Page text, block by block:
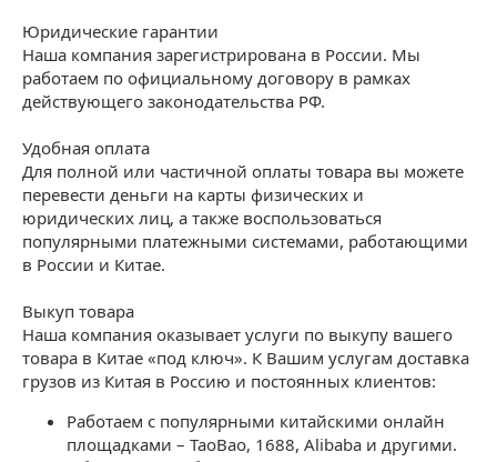
Юридические гарантии
Наша компания зарегистрирована в России. Мы
работаем по официальному договору в рамках
действующего законодательства РФ.
Удобная оплата
Для полной или частичной оплаты товара вы можете
перевести деньги на карты физических и
юридических лиц, а также воспользоваться
популярными платежными системами, работающими
в России и Китае.
Выкуп товара
Наша компания оказывает услуги по выкупу вашего
товара в Китае «под ключ». К Вашим услугам доставка
грузов из Китая в Россию и постоянных клиентов:
Работаем с популярными китайскими онлайн
площадками – TaoBao, 1688, Alibaba и другими.